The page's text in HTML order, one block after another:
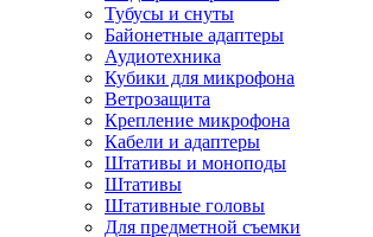
Тубусы и снуты
Байонетные адаптеры
Аудиотехника
Кубики для микрофона
Ветрозащита
Крепление микрофона
Кабели и адаптеры
Штативы и моноподы
Штативы
Штативные головы
Для предметной съемки